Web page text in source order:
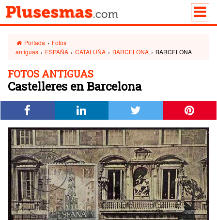
Portada › Fotos
antiguas › ESPAÑA › CATALUÑA › BARCELONA › BARCELONA
FOTOS ANTIGUAS
Castelleres en Barcelona